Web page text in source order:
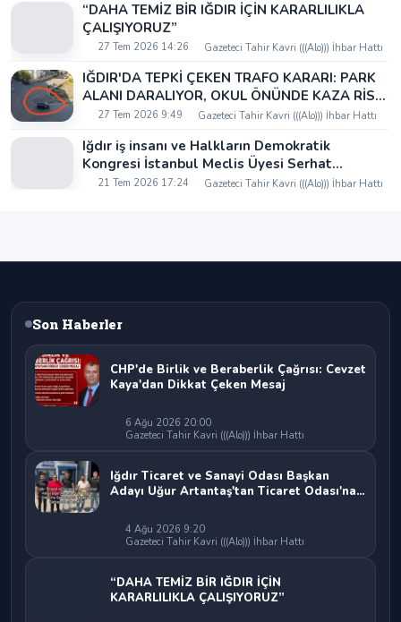
“DAHA TEMİZ BİR IĞDIR İÇİN KARARLILIKLA
ÇALIŞIYORUZ”
27 Tem 2026 14:26 Gazeteci Tahir Kavri (((Alo))) İhbar Hattı
IĞDIR'DA TEPKİ ÇEKEN TRAFO KARARI: PARK
ALANI DARALIYOR, OKUL ÖNÜNDE KAZA RİSKİ
İDDİASI VE IĞDIR VALİSİ NEREDE?
27 Tem 2026 9:49 Gazeteci Tahir Kavri (((Alo))) İhbar Hattı
Iğdır iş insanı ve Halkların Demokratik
Kongresi İstanbul Meclis Üyesi Serhat
Kaya’dan Iğdır Tanıtım Günleri’nde birlik ve
21 Tem 2026 17:24 Gazeteci Tahir Kavri (((Alo))) İhbar Hattı
Son Haberler
CHP'de Birlik ve Beraberlik Çağrısı: Cevzet
Kaya'dan Dikkat Çeken Mesaj
6 Ağu 2026 20:00
Gazeteci Tahir Kavri (((Alo))) İhbar Hattı
Iğdır Ticaret ve Sanayi Odası Başkan
Adayı Uğur Artantaş'tan Ticaret Odası'na
Bırakılamaz"
4 Ağu 2026 9:20
Gazeteci Tahir Kavri (((Alo))) İhbar Hattı
“DAHA TEMİZ BİR IĞDIR İÇİN
KARARLILIKLA ÇALIŞIYORUZ”